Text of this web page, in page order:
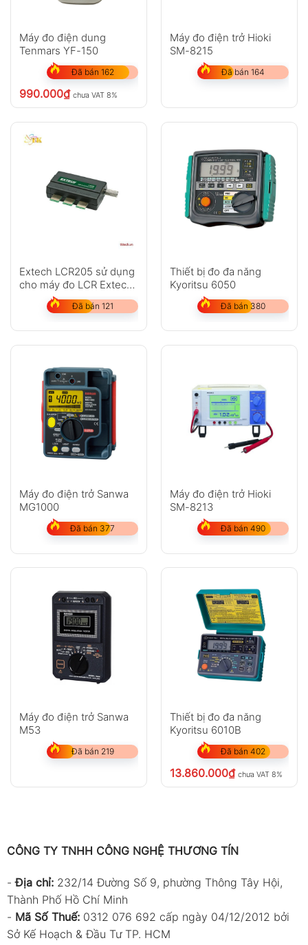
Máy đo điện dung
Tenmars YF-150
Đã bán 162
990.000₫ chưa VAT 8%
Máy đo điện trở Hioki
SM-8215
Đã bán 164
Extech LCR205 sử dụng
cho máy đo LCR Extech
LCR200
Đã bán 121
Thiết bị đo đa năng
Kyoritsu 6050
Đã bán 380
Máy đo điện trở Sanwa
MG1000
Đã bán 377
Máy đo điện trở Hioki
SM-8213
Đã bán 490
Máy đo điện trở Sanwa
M53
Đã bán 219
Thiết bị đo đa năng
Kyoritsu 6010B
Đã bán 402
13.860.000₫ chưa VAT 8%
CÔNG TY TNHH CÔNG NGHỆ THƯƠNG TÍN
-Địa chỉ: 232/14 Đường Số 9, phường Thông Tây Hội,
Thành Phố Hồ Chí Minh
- Mã Số Thuế: 0312 076 692 cấp ngày 04/12/2012 bởi
Sở Kế Hoạch & Đầu Tư TP. HCM